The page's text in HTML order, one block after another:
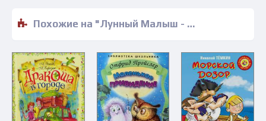
Похожие на "Лунный Малыш - Уильям Джойс" книги читать бесплатно полные версии